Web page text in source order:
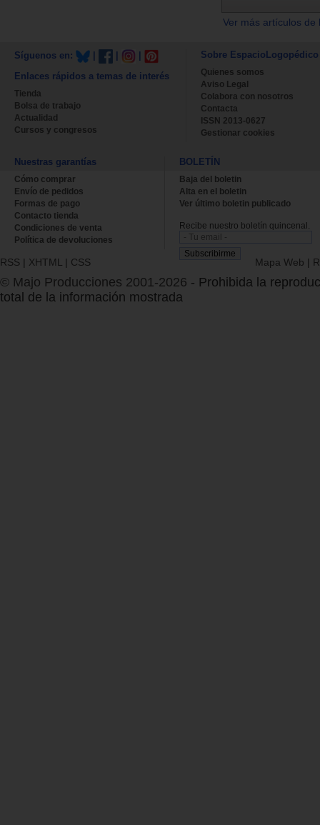
Ver más artículos
Síguenos en:
Enlaces rápidos a temas de interés
Tienda
Bolsa de trabajo
Actualidad
Cursos y congresos
Sobre EspacioLogopédico
Quienes somos
Aviso Legal
Colabora con nosotros
Contacta
ISSN 2013-0627
Gestionar cookies
Nuestras garantías
Cómo comprar
Envío de pedidos
Formas de pago
Contacto tienda
Condiciones de venta
Política de devoluciones
BOLETÍN
Baja del boletin
Alta en el boletin
Ver último boletin publicado
Recibe nuestro boletín quincenal.
RSS | XHTML | CSS Mapa Web |
© Majo Producciones 2001-2026 - Prohibida la
total de la información mostrada